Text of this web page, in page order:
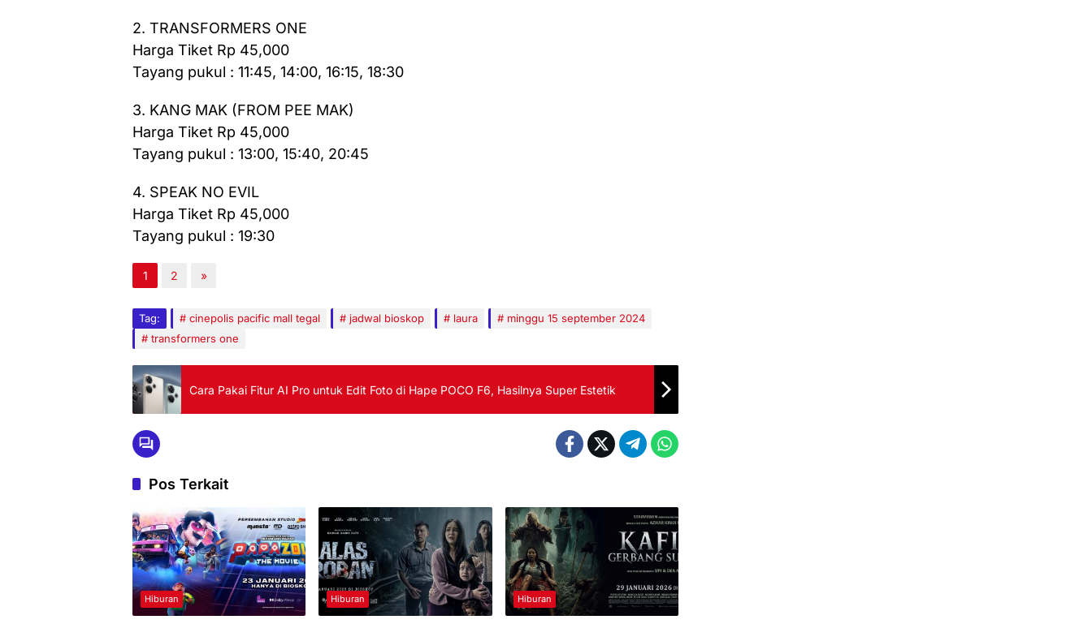
2. TRANSFORMERS ONE
Harga Tiket Rp 45,000
Tayang pukul : 11:45, 14:00, 16:15, 18:30
3. KANG MAK (FROM PEE MAK)
Harga Tiket Rp 45,000
Tayang pukul : 13:00, 15:40, 20:45
4. SPEAK NO EVIL
Harga Tiket Rp 45,000
Tayang pukul : 19:30
1 2 »
Tag: cinepolis pacific mall tegal jadwal bioskop laura
minggu 15 september 2024
transformers one
Cara Pakai Fitur AI Pro untuk Edit Foto di Hape POCO F6, Hasilnya Super Estetik
Pos Terkait
Hiburan Hiburan Hiburan